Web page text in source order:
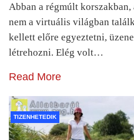
Abban a régmúlt
nem a virtuális világban
kellett előre egyeztetni,
létrehozni. Elég volt…
Read More
TIZENHETEDIK